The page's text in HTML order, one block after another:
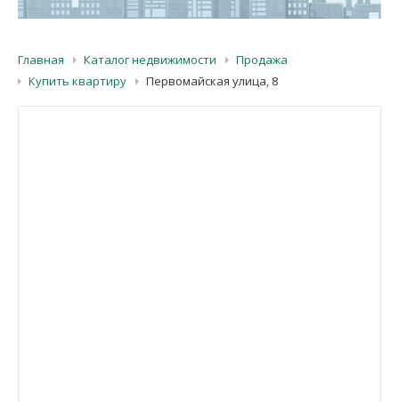
Контакты
Главная Каталог недвижимости
Продажа
Купить квартиру
Первомайская улица, 8